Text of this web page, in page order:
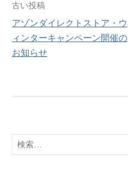
投
稿
ナ
シ
ョ
古い投稿
アゾンダイレクトストア・ウ
ィンターキャンペーン開催の
お知らせ
検
索: